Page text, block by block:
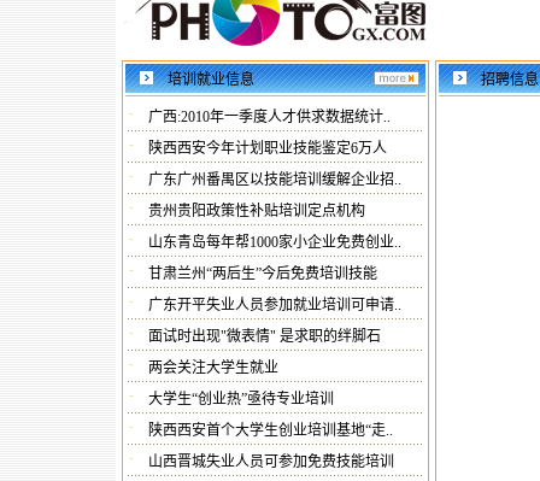
培训就业信息
·
广西:2010年一季度人才供求数据统计..
·
陕西西安今年计划职业技能鉴定6万人
·
广东广州番禺区以技能培训缓解企业招..
·
贵州贵阳政策性补贴培训定点机构
·
山东青岛每年帮1000家小企业免费创业..
·
甘肃兰州“两后生”今后免费培训技能
·
广东开平失业人员参加就业培训可申请..
·
面试时出现"微表情" 是求职的绊脚石
·
两会关注大学生就业
·
大学生“创业热”亟待专业培训
·
陕西西安首个大学生创业培训基地“走..
·
山西晋城失业人员可参加免费技能培训
招聘信息